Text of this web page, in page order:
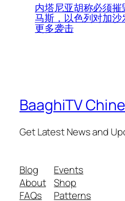
内塔尼亚胡称必须摧
马斯，以色列对加沙
更多袭击
BaaghiTV
Get Latest News and
Blog
About
FAQs
Events
Shop
Patterns